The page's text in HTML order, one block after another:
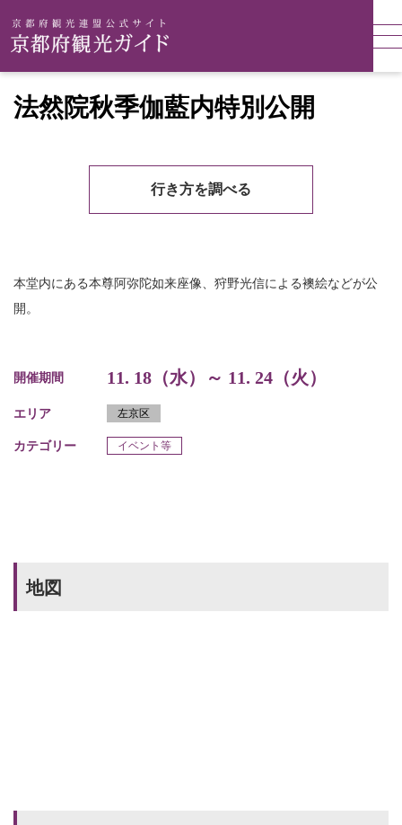
法然院秋季伽藍内特別公開
行き方を調べる
本堂内にある本尊阿弥陀如来座像、狩野光信による襖絵などが公
開。
開催期間 11. 18（水）～ 11. 24（火）
エリア 左京区
カテゴリー イベント等
地図